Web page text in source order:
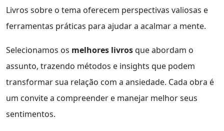
Livros sobre o tema oferecem perspectivas valiosas e
ferramentas práticas para ajudar a acalmar a mente.
Selecionamos os melhores livrosque abordam o
assunto, trazendo métodos e insights que podem
transformar sua relação com a ansiedade. Cada obra é
um convite a compreender e manejar melhor seus
sentimentos.